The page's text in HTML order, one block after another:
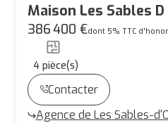
Maison Les Sables
CHAMBRES
386 400 €dont 5% TTC
4 pièce(s)
Contacter
Agence de Les Sables-